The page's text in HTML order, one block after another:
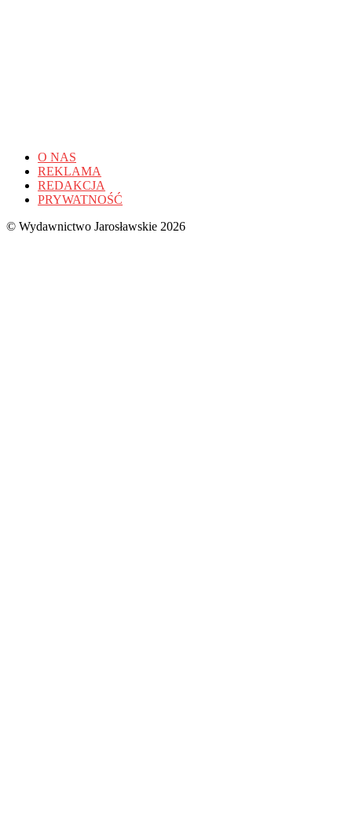
O NAS
REKLAMA
REDAKCJA
PRYWATNOŚĆ
© Wydawnictwo Jarosławskie 2026